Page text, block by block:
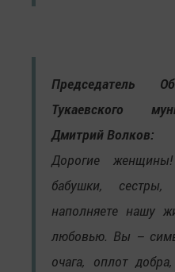
Председатель
Тукаевского
Дмитрий Волков:
Дорогие
бабушки,
наполняете нашу
любовью. Вы –
очага, оплот